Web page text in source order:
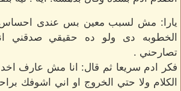
يارا: مش لسبب معين بس عندى احساس
الخطوبه دى ولو ده حقيقي صدقني
تصارحني .
فكر ادم سريعا ثم قال: انا مش عارف
الكلام ولا حتي الخروج او اني اشوفك